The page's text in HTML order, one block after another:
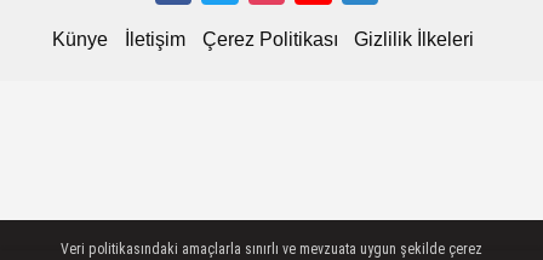
Künye İletişim Çerez Politikası Gizlilik İlkeleri
Veri politikasındaki amaçlarla sınırlı ve mevzuata uygun şekilde çerez